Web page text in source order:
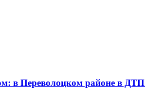
в Переволоцком районе в ДТП